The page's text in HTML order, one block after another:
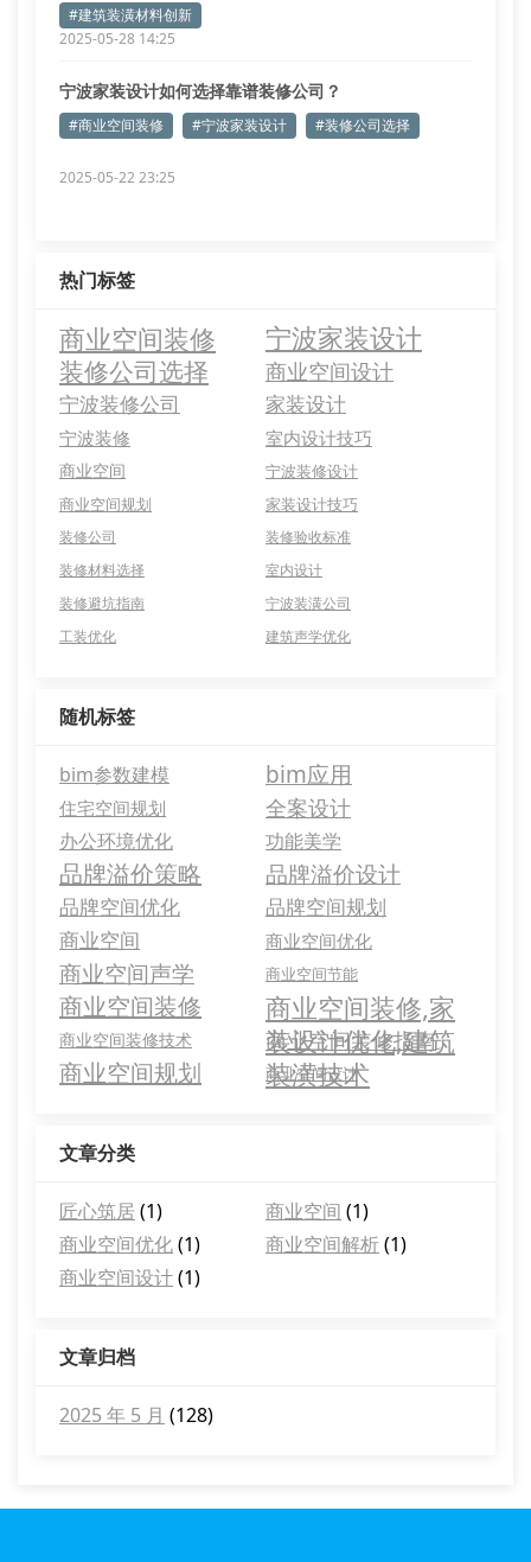
#建筑装潢材料创新
2025-05-28 14:25
宁波家装设计如何选择靠谱装修公司？
#商业空间装修 #宁波家装设计 #装修公司选择
2025-05-22 23:25
热门标签
商业空间装修 宁波家装设计
装修公司选择 商业空间设计
宁波装修公司 家装设计
宁波装修 室内设计技巧
商业空间
宁波装修设计
商业空间规划
家装设计技巧
装修公司
装修验收标准
装修材料选择
室内设计
装修避坑指南
宁波装潢公司
工装优化
建筑声学优化
随机标签
bim参数建模 bim应用
住宅空间规划 全案设计
办公环境优化 功能美学
品牌溢价策略 品牌溢价设计
品牌空间优化
品牌空间规划
商业空间
商业空间优化
商业空间声学 商业空间节能
商业空间装修
商业空间装修,家
装设计优化,建筑
装潢技术
商业空间装修技术 商业空间装修指南
商业空间规划 商业空间设计
文章分类
匠心筑居 (1) 商业空间 (1)
商业空间优化(1) 商业空间解析(1)
商业空间设计(1)
文章归档
2025 年 5 月 (128)